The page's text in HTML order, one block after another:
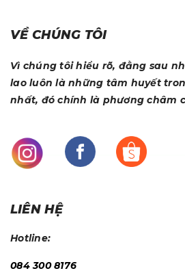
VỀ CHÚNG TÔI
Vì chúng tôi hiểu rõ, đằng sau
lao luôn là những tâm huyết
nhất, đó chính là phương châm
LIÊN HỆ
Hotline:
084 300 8176